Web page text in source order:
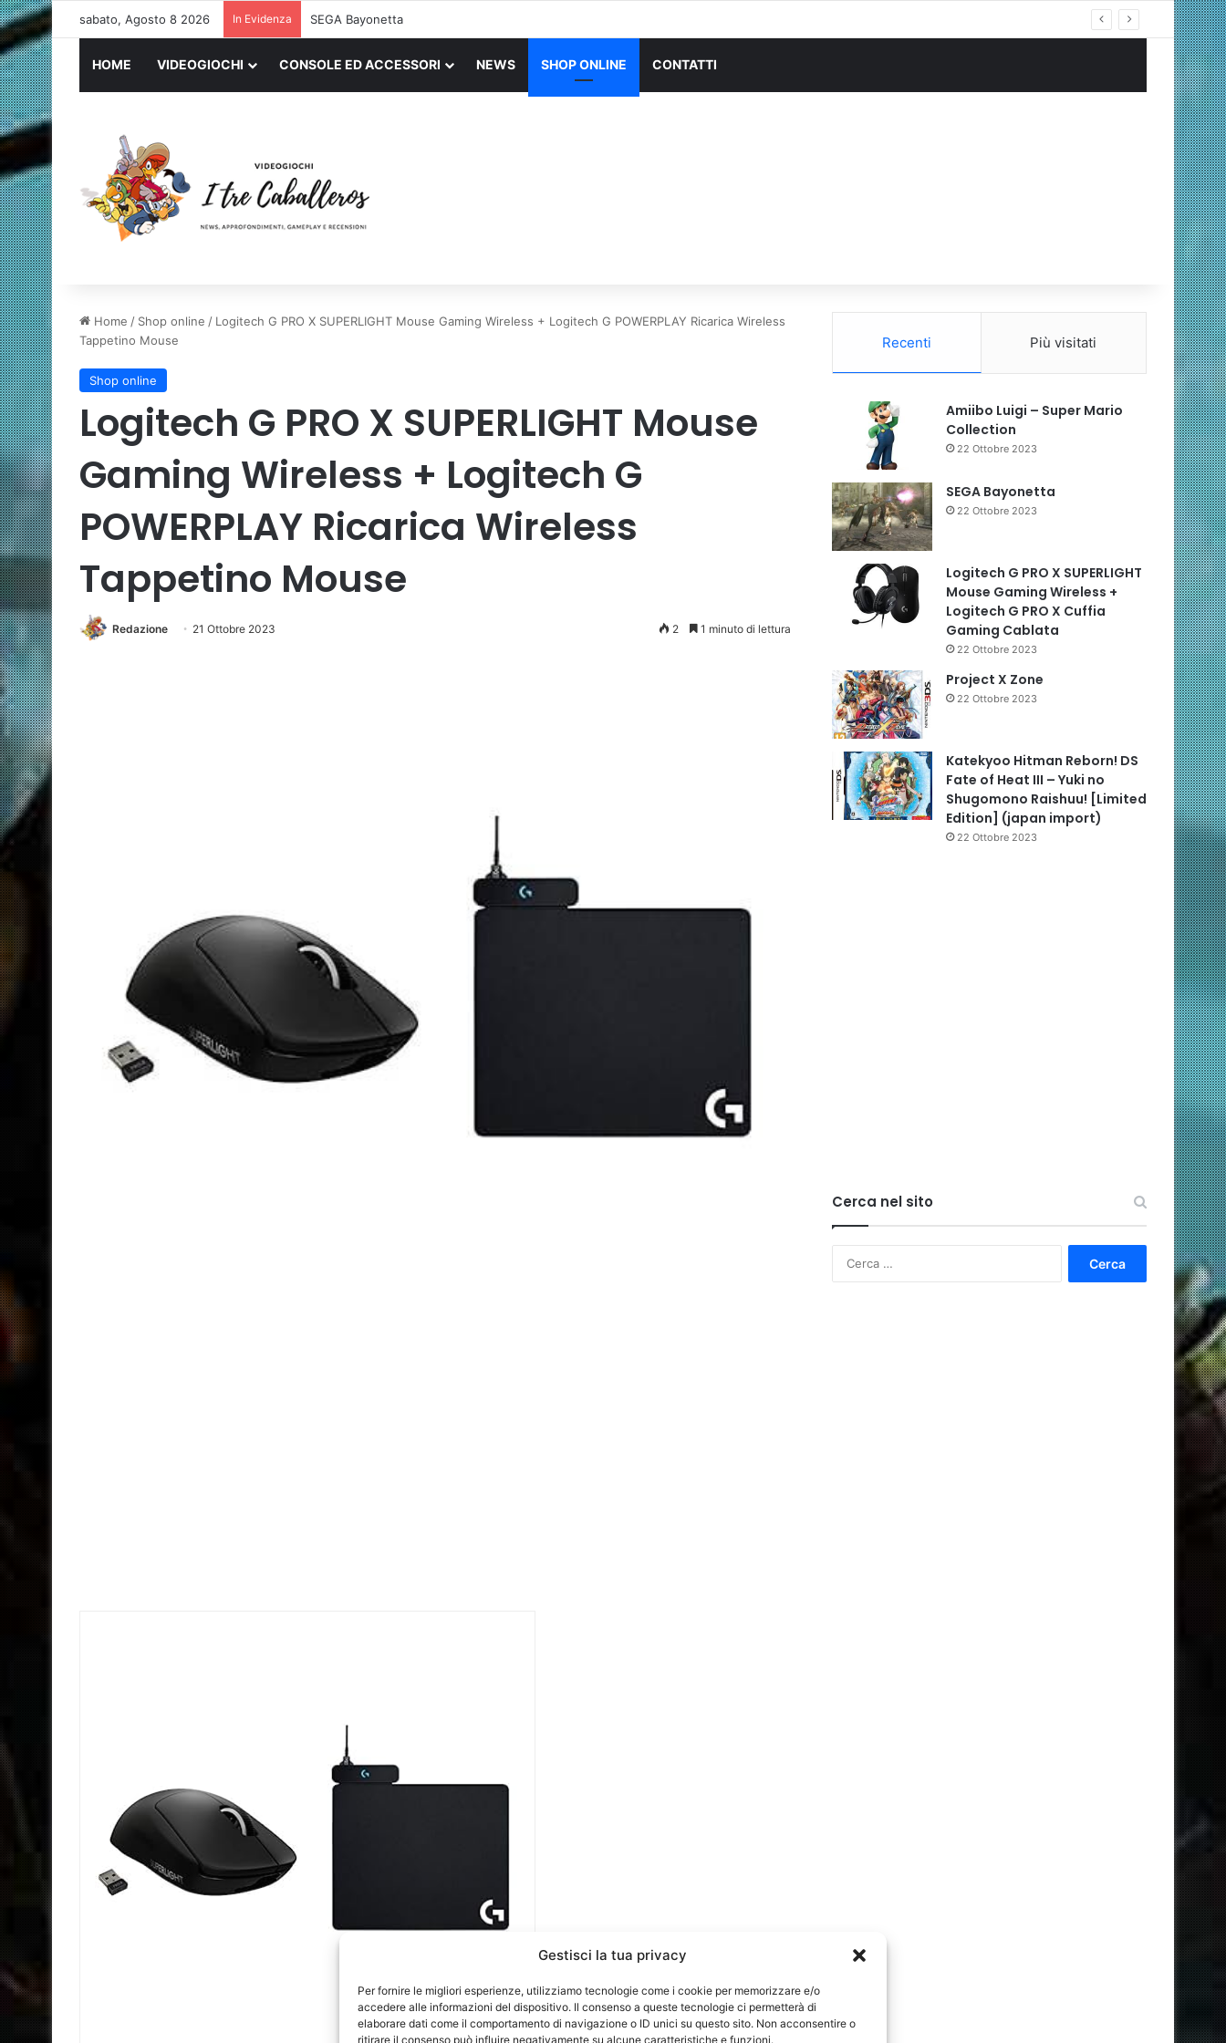
Gestisci la tua privacy
Per fornire le migliori esperienze, utilizziamo tecnologie come i cookie per memorizzare e/o
accedere alle informazioni del dispositivo. Il consenso a queste tecnologie ci permetterà di
elaborare dati come il comportamento di navigazione o ID unici su questo sito. Non acconsentire o
ritirare il consenso può influire negativamente su alcune caratteristiche e funzioni.
sabato, Agosto 8 2026 In Evidenza SEGA Bayonetta
HOME VIDEOGIOCHI CONSOLE ED ACCESSORI NEWS SHOP ONLINE CONTATTI
Home / Shop online / Logitech G PRO X SUPERLIGHT Mouse Gaming Wireless + Logitech G POWERPLAY Ricarica Wireless
Tappetino Mouse
Shop online
Logitech G PRO X SUPERLIGHT Mouse
Gaming Wireless + Logitech G
POWERPLAY Ricarica Wireless
Tappetino Mouse
Redazione 21 Ottobre 2023 2 1 minuto di lettura
Recenti Più visitati
Amiibo Luigi – Super Mario
Collection
22 Ottobre 2023
SEGA Bayonetta
22 Ottobre 2023
Logitech G PRO X SUPERLIGHT
Mouse Gaming Wireless +
Logitech G PRO X Cuffia
Gaming Cablata
22 Ottobre 2023
Project X Zone
22 Ottobre 2023
Katekyoo Hitman Reborn! DS
Fate of Heat III – Yuki no
Shugomono Raishuu! [Limited
Edition] (japan import)
22 Ottobre 2023
Cerca nel sito